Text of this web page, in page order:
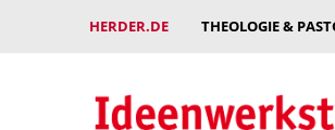
HERDER.DE THEOLOGIE &